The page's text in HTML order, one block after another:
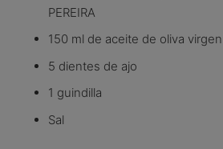
PEREIRA
150 ml de aceite de oliva virgen
5 dientes de ajo
1 guindilla
Sal